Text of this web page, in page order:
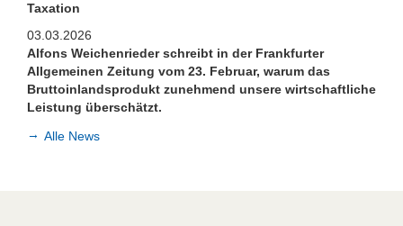
Taxation
03.03.2026
Alfons Weichenrieder schreibt in der Frankfurter
Allgemeinen Zeitung vom 23. Februar, warum das
Bruttoinlandsprodukt zunehmend unsere wirtschaftliche
Leistung überschätzt.
Alle News